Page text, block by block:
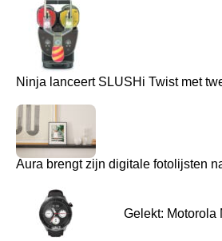
Ninja lanceert SLUSHi Twist met
Aura brengt zijn digitale fotolijsten
Gelekt: Motorola